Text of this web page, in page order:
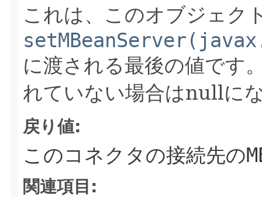
これは、このオブジェク
に渡される最後の値です
れていない場合はnullに
戻り値:
このコネクタの接続先の
関連項目: